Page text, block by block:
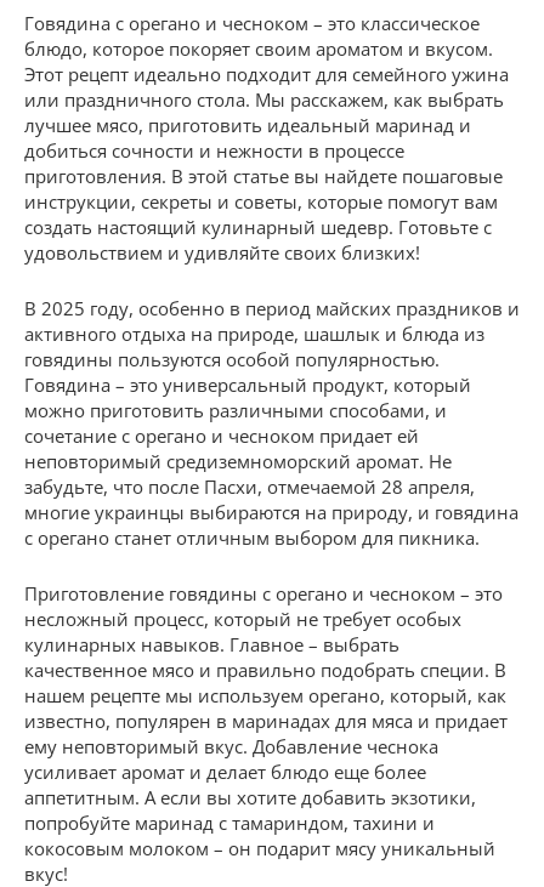
Говядина с орегано и чесноком – это классическое
блюдо, которое покоряет своим ароматом и вкусом.
Этот рецепт идеально подходит для семейного ужина
или праздничного стола. Мы расскажем, как выбрать
лучшее мясо, приготовить идеальный маринад и
добиться сочности и нежности в процессе
приготовления. В этой статье вы найдете пошаговые
инструкции, секреты и советы, которые помогут вам
создать настоящий кулинарный шедевр. Готовьте с
удовольствием и удивляйте своих близких!
В 2025 году, особенно в период майских праздников и
активного отдыха на природе, шашлык и блюда из
говядины пользуются особой популярностью.
Говядина – это универсальный продукт, который
можно приготовить различными способами, и
сочетание с орегано и чесноком придает ей
неповторимый средиземноморский аромат. Не
забудьте, что после Пасхи, отмечаемой 28 апреля,
многие украинцы выбираются на природу, и говядина
с орегано станет отличным выбором для пикника.
Приготовление говядины с орегано и чесноком – это
несложный процесс, который не требует особых
кулинарных навыков. Главное – выбрать
качественное мясо и правильно подобрать специи. В
нашем рецепте мы используем орегано, который, как
известно, популярен в маринадах для мяса и придает
ему неповторимый вкус. Добавление чеснока
усиливает аромат и делает блюдо еще более
аппетитным. А если вы хотите добавить экзотики,
попробуйте маринад с тамариндом, тахини и
кокосовым молоком – он подарит мясу уникальный
вкус!